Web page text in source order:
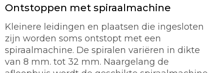
Ontstoppen met spiraalmachine
Kleinere leidingen en plaatsen die ingesloten
zijn worden soms ontstopt met een
spiraalmachine. De spiralen variëren in dikte
van 8 mm. tot 32 mm. Naargelang de